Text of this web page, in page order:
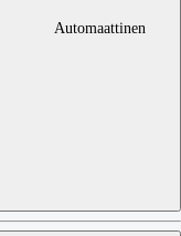
Automaattinen